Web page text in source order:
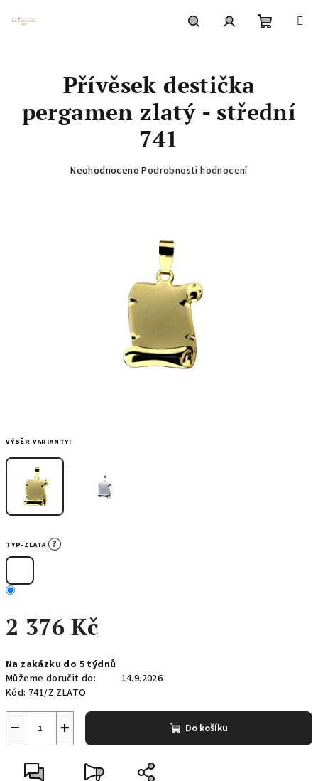
VÝBĚR VARIANTY:
TYP-ZLATA ?
2 376 Kč
cena:
Na zakázku do 5 týdnů
Můžeme doručit do:
14.9.2026
Kód: 741/Z.ZLATO
+
− Do košíku
Přívěsek destička
pergamen zlatý - střední
741
Průměrné
Neohodnoceno Podrobnosti hodnocení